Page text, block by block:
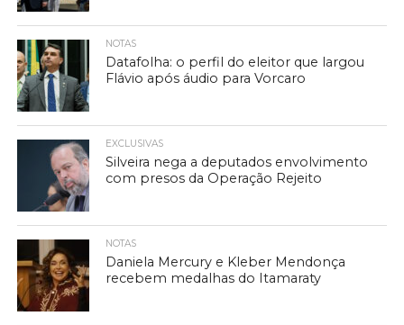
NOTAS
Datafolha: o perfil do eleitor que largou
Flávio após áudio para Vorcaro
EXCLUSIVAS
Silveira nega a deputados envolvimento
com presos da Operação Rejeito
NOTAS
Daniela Mercury e Kleber Mendonça
recebem medalhas do Itamaraty